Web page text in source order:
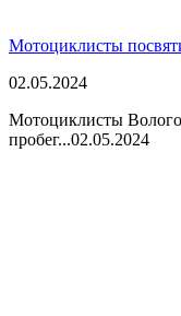
Мотоциклисты
02.05.2024
Мотоциклисты
пробег...02.05.2024